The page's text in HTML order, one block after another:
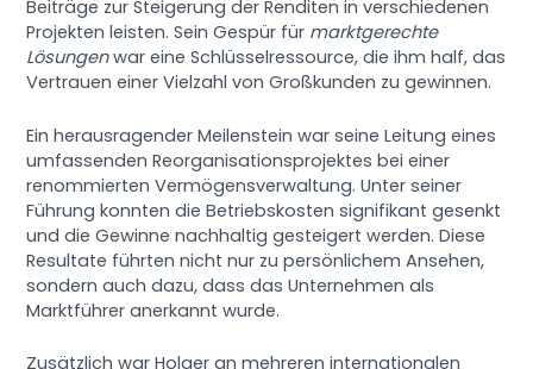
Beiträge zur Steigerung der Renditen in verschiedenen
Projekten leisten. Sein Gespür für marktgerechte
Lösungenwar eine Schlüsselressource, die ihm half, das
Vertrauen einer Vielzahl von Großkunden zu gewinnen.
Ein herausragender Meilenstein war seine Leitung eines
umfassenden Reorganisationsprojektes bei einer
renommierten Vermögensverwaltung. Unter seiner
Führung konnten die Betriebskosten signifikant gesenkt
und die Gewinne nachhaltig gesteigert werden. Diese
Resultate führten nicht nur zu persönlichem Ansehen,
sondern auch dazu, dass das Unternehmen als
Marktführer anerkannt wurde.
Zusätzlich war Holger an mehreren internationalen